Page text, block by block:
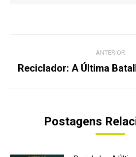
de
post:
ANTERIOR
Post
Reciclador: A Última
Postagens